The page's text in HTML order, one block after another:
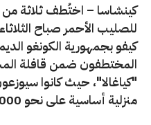
كينشاسا – اختُطف ثلاثة من
للصليب الأحمر صباح
كيفو بجمهورية الكونغو
المختطفون ضمن قافلة
"كياغالا"، حيث كانوا
منزلية أساسية على نحو 8،000 شخص متضرر من النزاع.